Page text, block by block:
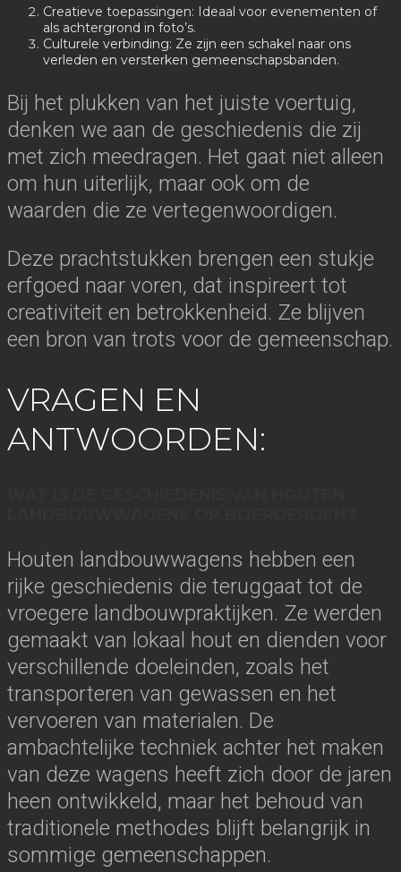
Creatieve toepassingen: Ideaal voor evenementen of
als achtergrond in foto’s.
Culturele verbinding: Ze zijn een schakel naar ons
verleden en versterken gemeenschapsbanden.
Bij het plukken van het juiste voertuig,
denken we aan de geschiedenis die zij
met zich meedragen. Het gaat niet alleen
om hun uiterlijk, maar ook om de
waarden die ze vertegenwoordigen.
Deze prachtstukken brengen een stukje
erfgoed naar voren, dat inspireert tot
creativiteit en betrokkenheid. Ze blijven
een bron van trots voor de gemeenschap.
VRAGEN EN
ANTWOORDEN:
Houten landbouwwagens hebben een
rijke geschiedenis die teruggaat tot de
vroegere landbouwpraktijken. Ze werden
gemaakt van lokaal hout en dienden voor
verschillende doeleinden, zoals het
transporteren van gewassen en het
vervoeren van materialen. De
ambachtelijke techniek achter het maken
van deze wagens heeft zich door de jaren
heen ontwikkeld, maar het behoud van
traditionele methodes blijft belangrijk in
sommige gemeenschappen.